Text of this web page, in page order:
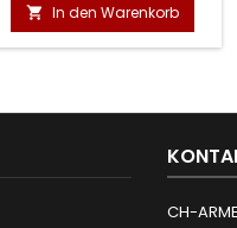
 In den Warenkorb
CH-